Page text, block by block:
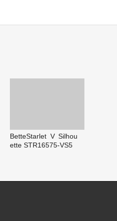
BetteStarlet V Silhou
ette STR16575-VS5